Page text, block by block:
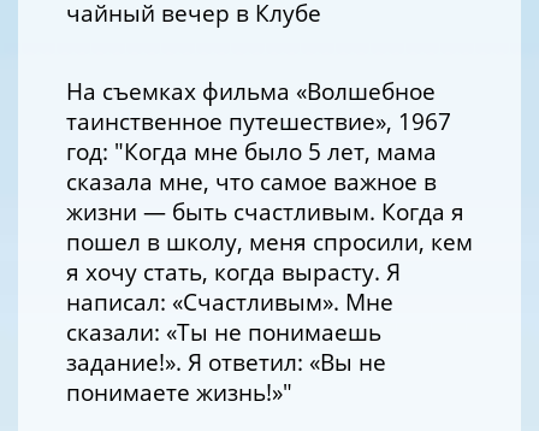
чайный вечер в Клубе
На съемках фильма «Волшебное
таинственное путешествие», 1967
год: "Когда мне было 5 лет, мама
сказала мне, что самое важное в
жизни — быть счастливым. Когда я
пошел в школу, меня спросили, кем
я хочу стать, когда вырасту. Я
написал: «Счастливым». Мне
сказали: «Ты не понимаешь
задание!». Я ответил: «Вы не
понимаете жизнь!»"